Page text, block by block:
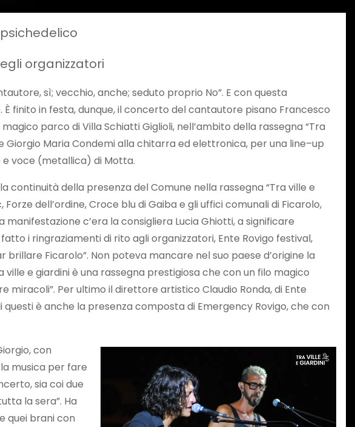
organizzatori
sì; vecchio, anche; seduto proprio No”. E con questa
finito in festa, dunque, il concerto del cantautore pisano Francesco
parco di Villa Schiatti Giglioli, nell’ambito della rassegna “Tra
Giorgio Maria Condemi alla chitarra ed elettronica, per una line–up
voce (metallica) di Motta.
della presenza del Comune nella rassegna “Tra ville e
dell’ordine, Croce blu di Gaiba e gli uffici comunali di Ficarolo,
c’era la consigliera Lucia Ghiotti, a significare
i ringraziamenti di rito agli organizzatori, Ente Rovigo festival,
brillare Ficarolo”. Non poteva mancare nel suo paese d’origine la
e giardini è una rassegna prestigiosa che con un filo magico
Per ultimo il direttore artistico Claudio Ronda, di Ente
è anche la presenza composta di Emergency Rovigo, che con
con
musica per fare
sia coi due
la sera”. Ha
quei brani con